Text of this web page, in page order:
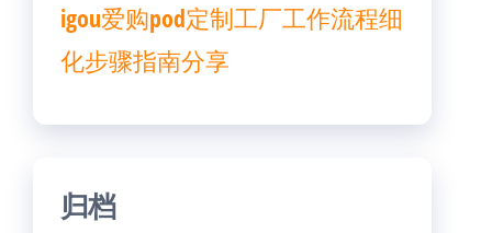
igou爱购pod定制工厂工作流程细
化步骤指南分享
归档